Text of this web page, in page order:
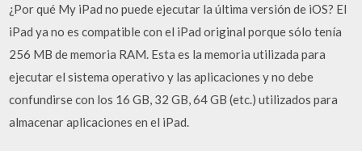
¿Por qué My iPad no puede ejecutar la última versión de iOS? El
iPad ya no es compatible con el iPad original porque sólo tenía
256 MB de memoria RAM. Esta es la memoria utilizada para
ejecutar el sistema operativo y las aplicaciones y no debe
confundirse con los 16 GB, 32 GB, 64 GB (etc.) utilizados para
almacenar aplicaciones en el iPad.